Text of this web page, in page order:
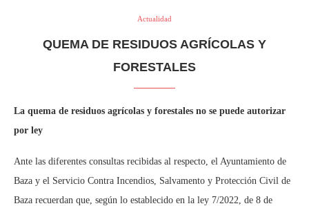
Actualidad
QUEMA DE RESIDUOS AGRÍCOLAS Y
FORESTALES
La quema de residuos agrícolas y forestales no se puede autorizar
por ley
Ante las diferentes consultas recibidas al respecto, el Ayuntamiento de
Baza y el Servicio Contra Incendios, Salvamento y Protección Civil de
Baza recuerdan que, según lo establecido en la ley 7/2022, de 8 de